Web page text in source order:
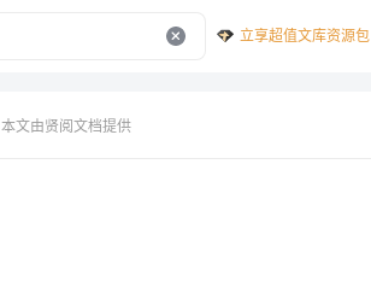
立享超值文库资源包
本文由贤阅文档提供